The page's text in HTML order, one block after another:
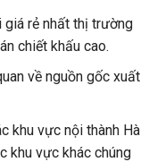
giá rẻ nhất thị trường
chiết khấu cao.
về nguồn gốc xuất
khu vực nội thành Hà
khu vực khác chúng